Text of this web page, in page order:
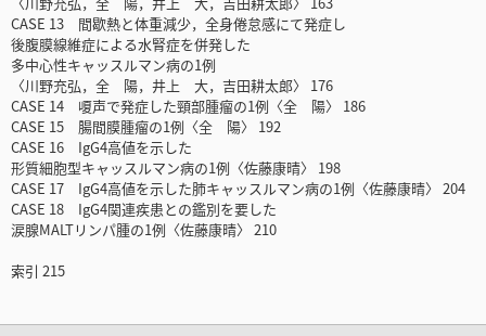
CASE 13 間歇熱と体重減少，全身倦怠感にて発症し
後腹膜線維症による水腎症を併発した
多中心性キャッスルマン病の1例
〈川野充弘，全 陽，井上 大，吉田耕太郎〉 176
CASE 14 嗄声で発症した頸部腫瘤の1例〈全 陽〉 186
CASE 15 腸間膜腫瘤の1例〈全 陽〉 192
CASE 16 IgG4高値を示した
形質細胞型キャッスルマン病の1例〈佐藤康晴〉 198
CASE 17 IgG4高値を示した肺キャッスルマン病の1例〈佐藤康晴〉 204
CASE 18 IgG4関連疾患との鑑別を要した
涙腺MALTリンパ腫の1例〈佐藤康晴〉 210
索引 215